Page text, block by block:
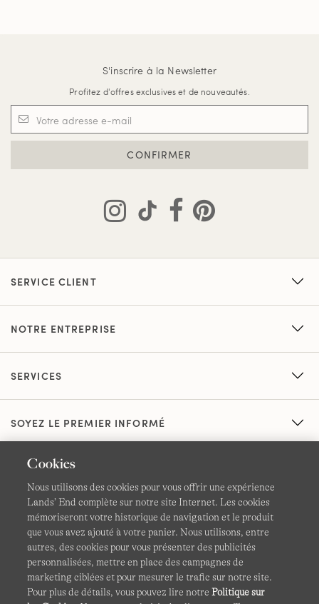
S'inscrire à la Newsletter
Profitez d'offres exclusives et de nouveautés.
CONFIRMER
SERVICE CLIENT
NOTRE ENTREPRISE
SERVICES
SOYEZ LE PREMIER INFORMÉ
CGV Confidentialité et sécurité
Cookies -Gérer mes paramètres Carte du site
Cookies
Nous utilisons des cookies pour vous offrir une expérience
Lands’ End complète sur notre site Internet. Les cookies
mémoriseront votre historique de navigation et le produit
que vous avez ajouté à votre panier. Nous utilisons, entre
autres, des cookies pour vous présenter des publicités
personnalisées, mettre en place des campagnes de
marketing ciblées et pour mesurer le trafic sur notre site.
Pour plus de détails, vous pouvez lire notrePolitique sur